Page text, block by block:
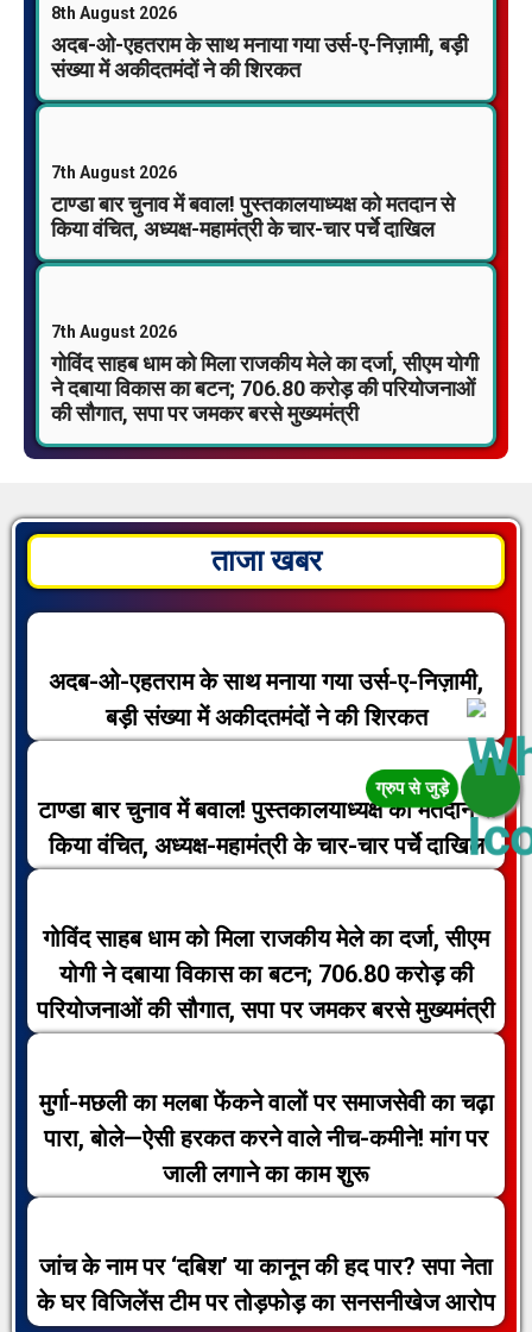
8th August 2026
अदब-ओ-एहतराम के साथ मनाया गया उर्स-ए-निज़ामी, बड़ी
संख्या में अकीदतमंदों ने की शिरकत
7th August 2026
टाण्डा बार चुनाव में बवाल! पुस्तकालयाध्यक्ष को मतदान से
किया वंचित, अध्यक्ष-महामंत्री के चार-चार पर्चे दाखिल
7th August 2026
गोविंद साहब धाम को मिला राजकीय मेले का दर्जा, सीएम योगी
ने दबाया विकास का बटन; 706.80 करोड़ की परियोजनाओं
की सौगात, सपा पर जमकर बरसे मुख्यमंत्री
ताजा खबर
अदब-ओ-एहतराम के साथ मनाया गया उर्स-ए-निज़ामी,
बड़ी संख्या में अकीदतमंदों ने की शिरकत
टाण्डा बार चुनाव में बवाल! पुस्तकालयाध्यक्ष को मतदान से
किया वंचित, अध्यक्ष-महामंत्री के चार-चार पर्चे दाखिल
गोविंद साहब धाम को मिला राजकीय मेले का दर्जा, सीएम
योगी ने दबाया विकास का बटन; 706.80 करोड़ की
परियोजनाओं की सौगात, सपा पर जमकर बरसे मुख्यमंत्री
मुर्गा-मछली का मलबा फेंकने वालों पर समाजसेवी का चढ़ा
पारा, बोले—ऐसी हरकत करने वाले नीच-कमीने! मांग पर
जाली लगाने का काम शुरू
जांच के नाम पर ‘दबिश’ या कानून की हद पार? सपा नेता
के घर विजिलेंस टीम पर तोड़फोड़ का सनसनीखेज आरोप